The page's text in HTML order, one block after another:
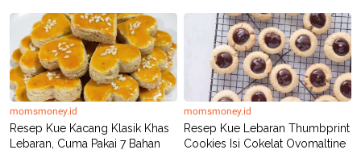
momsmoney.id
Resep Kue Kacang Klasik Khas
Lebaran, Cuma Pakai 7 Bahan
momsmoney.id
Resep Kue Lebaran Thumbprint
Cookies Isi Cokelat Ovomaltine